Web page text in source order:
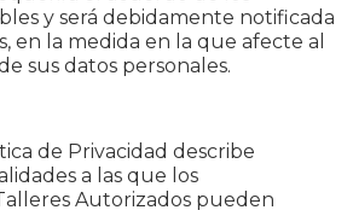
y será debidamente notificada
en la medida en la que afecte al
sus datos personales.
de Privacidad describe
a las que los
Autorizados pueden